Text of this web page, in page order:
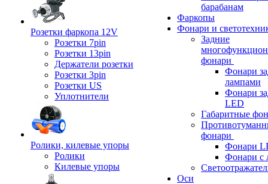
Розетки фаркопа 12V
Розетки 7pin
Розетки 13pin
Держатели розетки
Розетки 3pin
Розетки US
Уплотнители
Ролики, килевые упоры
Ролики
Килевые упоры
барабанам
Фаркопы
Фонари и
Задние
фонари
Фонари
лампами
Фонари
LED
Габаритные
фонари
Фонари
Фонари с
Оси